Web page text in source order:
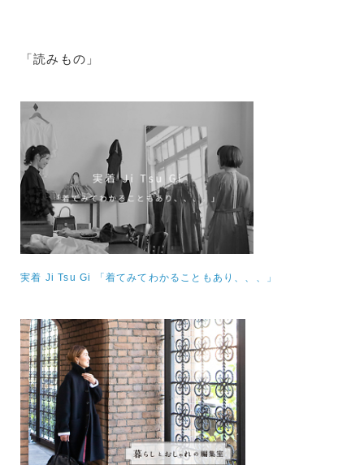
「読みもの」
実着 Ji Tsu Gi 「着てみてわかることもあり、、、」